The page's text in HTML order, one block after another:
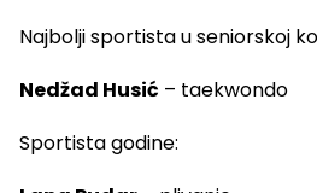
Najbolji sportista u seniorskoj
Nedžad Husić – taekwondo
Sportista godine: